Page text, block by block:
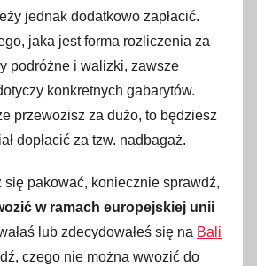
jednak dodatkowo zapłacić.
jaka jest forma rozliczenia za
podróżne i walizki, zawsze
konkretnych gabarytów.
przewozisz za dużo, to będziesz
dopłacić za tzw. nadbagaż.
się pakować, koniecznie sprawdź,
w ramach europejskiej unii
lub zdecydowałeś się na Bali
czego nie można wwozić do